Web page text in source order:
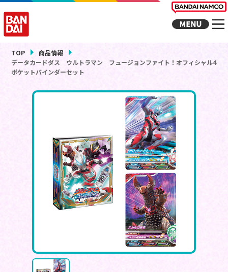
TOP
商品情報
データカードダス ウルトラマン フュージョンファイト！オフィシャル4
ポケットバインダーセット